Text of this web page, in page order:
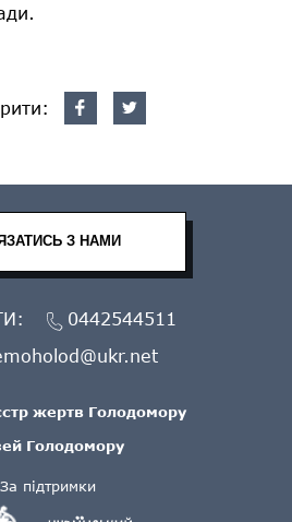
За підтримки
жертв Голодомору
Голодомору
З НАМИ
0442544511